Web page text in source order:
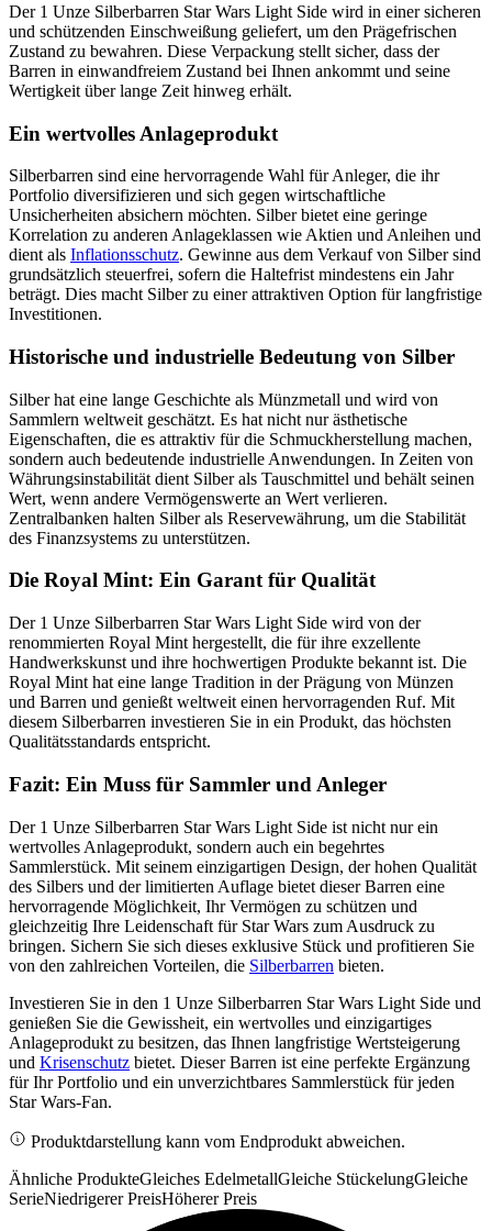
Der 1 Unze Silberbarren Star Wars Light Side wird in einer sicheren
und schützenden Einschweißung geliefert, um den Prägefrischen
Zustand zu bewahren. Diese Verpackung stellt sicher, dass der
Barren in einwandfreiem Zustand bei Ihnen ankommt und seine
Wertigkeit über lange Zeit hinweg erhält.
Ein wertvolles Anlageprodukt
Silberbarren sind eine hervorragende Wahl für Anleger, die ihr
Portfolio diversifizieren und sich gegen wirtschaftliche
Unsicherheiten absichern möchten. Silber bietet eine geringe
Korrelation zu anderen Anlageklassen wie Aktien und Anleihen und
dient als Inflationsschutz. Gewinne aus dem Verkauf von Silber sind
grundsätzlich steuerfrei, sofern die Haltefrist mindestens ein Jahr
beträgt. Dies macht Silber zu einer attraktiven Option für langfristige
Investitionen.
Historische und industrielle Bedeutung von Silber
Silber hat eine lange Geschichte als Münzmetall und wird von
Sammlern weltweit geschätzt. Es hat nicht nur ästhetische
Eigenschaften, die es attraktiv für die Schmuckherstellung machen,
sondern auch bedeutende industrielle Anwendungen. In Zeiten von
Währungsinstabilität dient Silber als Tauschmittel und behält seinen
Wert, wenn andere Vermögenswerte an Wert verlieren.
Zentralbanken halten Silber als Reservewährung, um die Stabilität
des Finanzsystems zu unterstützen.
Die Royal Mint: Ein Garant für Qualität
Der 1 Unze Silberbarren Star Wars Light Side wird von der
renommierten Royal Mint hergestellt, die für ihre exzellente
Handwerkskunst und ihre hochwertigen Produkte bekannt ist. Die
Royal Mint hat eine lange Tradition in der Prägung von Münzen
und Barren und genießt weltweit einen hervorragenden Ruf. Mit
diesem Silberbarren investieren Sie in ein Produkt, das höchsten
Qualitätsstandards entspricht.
Fazit: Ein Muss für Sammler und Anleger
Der 1 Unze Silberbarren Star Wars Light Side ist nicht nur ein
wertvolles Anlageprodukt, sondern auch ein begehrtes
Sammlerstück. Mit seinem einzigartigen Design, der hohen Qualität
des Silbers und der limitierten Auflage bietet dieser Barren eine
hervorragende Möglichkeit, Ihr Vermögen zu schützen und
gleichzeitig Ihre Leidenschaft für Star Wars zum Ausdruck zu
bringen. Sichern Sie sich dieses exklusive Stück und profitieren Sie
von den zahlreichen Vorteilen, die Silberbarren bieten.
Investieren Sie in den 1 Unze Silberbarren Star Wars Light Side und
genießen Sie die Gewissheit, ein wertvolles und einzigartiges
Anlageprodukt zu besitzen, das Ihnen langfristige Wertsteigerung
und Krisenschutz bietet. Dieser Barren ist eine perfekte Ergänzung
für Ihr Portfolio und ein unverzichtbares Sammlerstück für jeden
Star Wars-Fan.
Produktdarstellung kann vom Endprodukt abweichen.
Ähnliche ProdukteGleiches EdelmetallGleiche StückelungGleiche
SerieNiedrigerer PreisHöherer Preis